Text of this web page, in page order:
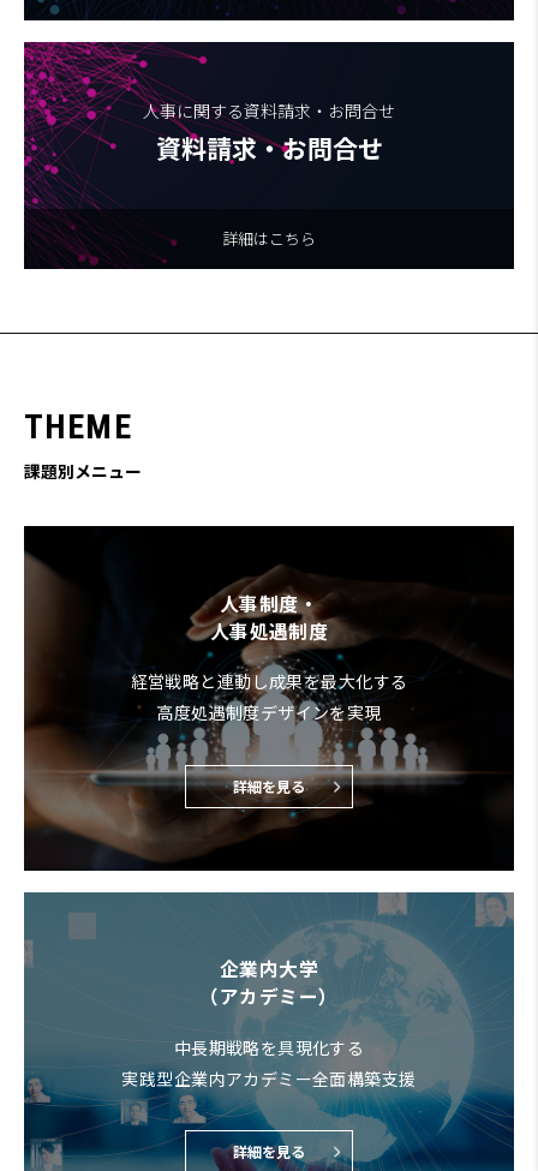
人事に関する資料請求・お問合せ
資料請求・お問合せ
詳細はこちら
THEME
課題別メニュー
人事制度・
人事処遇制度
経営戦略と連動し成果を最大化する
高度処遇制度デザインを実現
詳細を見る
企業内大学
（アカデミー）
中長期戦略を具現化する
実践型企業内アカデミー全面構築支援
詳細を見る